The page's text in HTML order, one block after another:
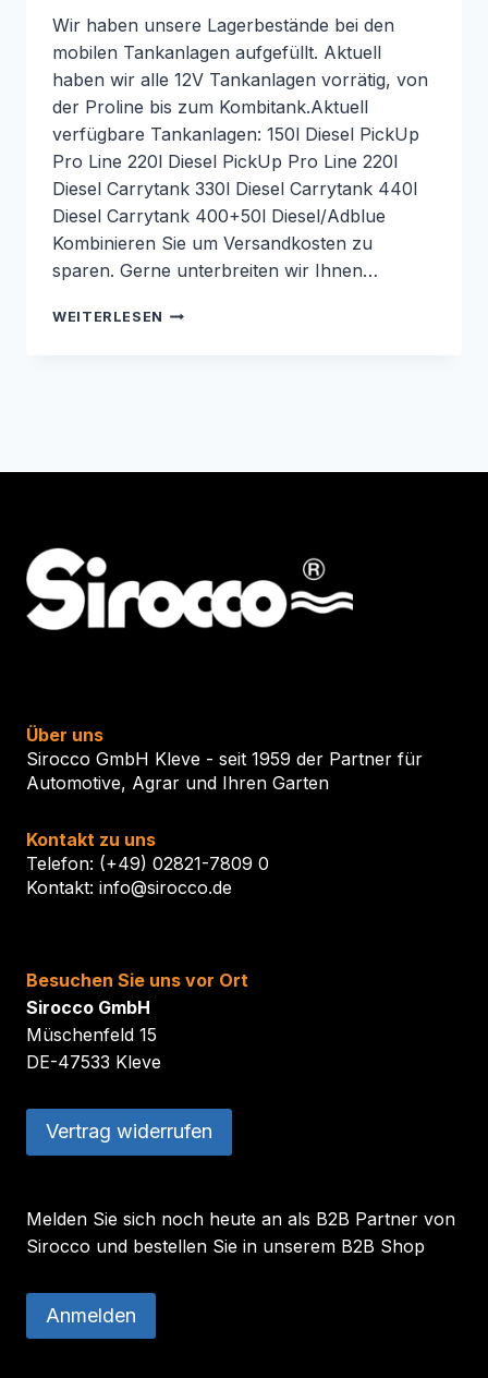
Wir haben unsere Lagerbestände bei den
mobilen Tankanlagen aufgefüllt. Aktuell
haben wir alle 12V Tankanlagen vorrätig, von
der Proline bis zum Kombitank.Aktuell
verfügbare Tankanlagen: 150l Diesel PickUp
Pro Line 220l Diesel PickUp Pro Line 220l
Diesel Carrytank 330l Diesel Carrytank 440l
Diesel Carrytank 400+50l Diesel/Adblue
Kombinieren Sie um Versandkosten zu
sparen. Gerne unterbreiten wir Ihnen…
WEITERLESEN MOBILE
Über uns
Sirocco GmbH Kleve - seit 1959 der Partner für
Automotive, Agrar und Ihren Garten
Kontakt zu uns
Telefon: (+49) 02821-7809 0
Kontakt: info@sirocco.de
Besuchen Sie uns vor Ort
Sirocco GmbH
Müschenfeld 15
DE-47533 Kleve
Vertrag widerrufen
Melden Sie sich noch heute an als B2B Partner von
Sirocco und bestellen Sie in unserem B2B Shop
Anmelden